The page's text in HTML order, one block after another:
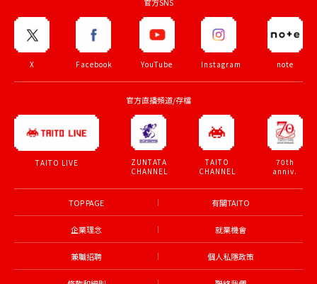
官方SNS
X Facebook YouTube Instagram note
官方直播頻道/存檔
TAITO LIVE
ZUNTATA
CHANNEL
TAITO
CHANNEL
70th
anniv.
TOP PAGE 有關TAITO
企業理念 就業機會
兼職招聘 個人私隱政策